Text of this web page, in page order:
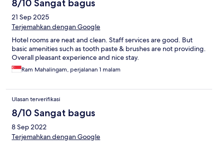
8/10 Sangat bagus
21 Sep 2025
Terjemahkan dengan Google
Hotel rooms are neat and clean. Staff services are good. But
basic amenities such as tooth paste & brushes are not providing.
Overall pleasant experience and nice stay.
Ram Mahalingam, perjalanan 1 malam
Ulasan terverifikasi
8/10 Sangat bagus
8 Sep 2022
Terjemahkan dengan Google